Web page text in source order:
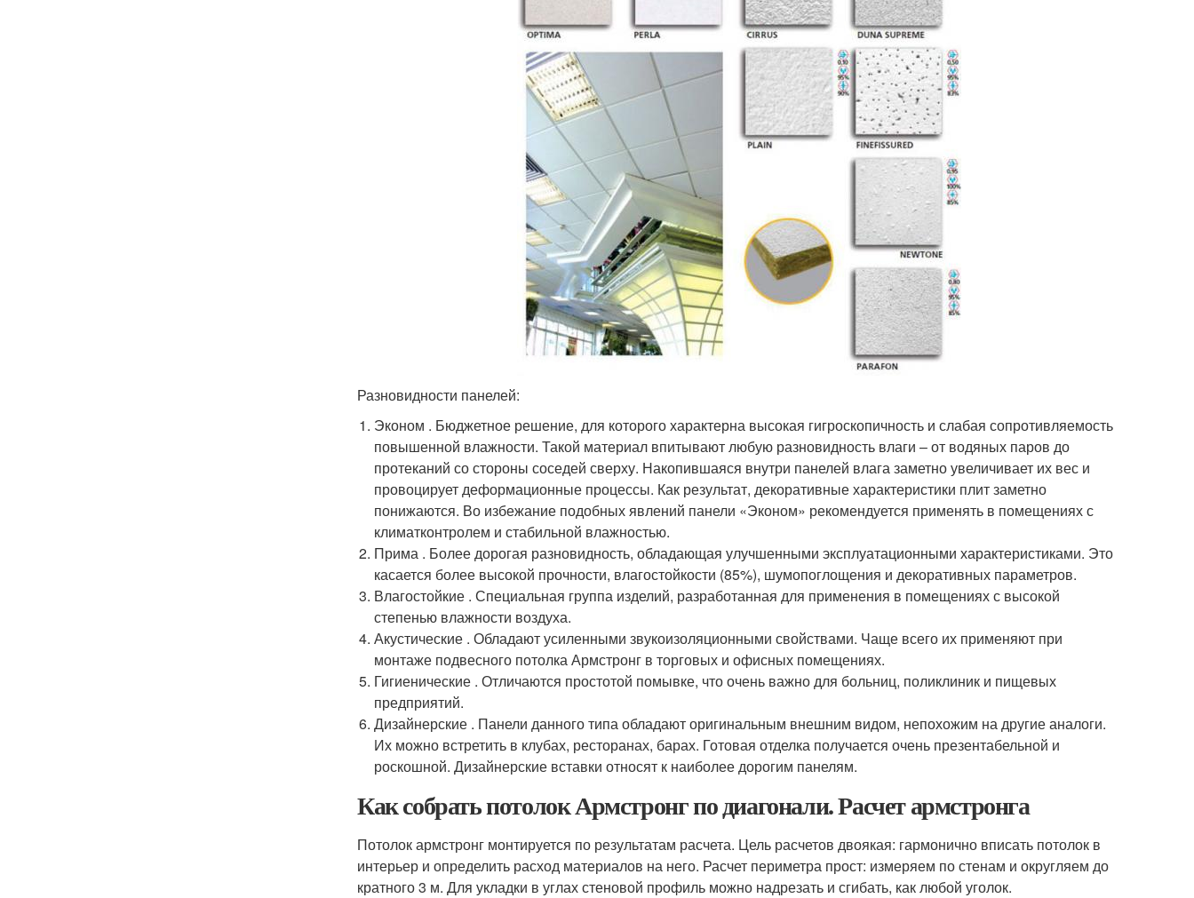
Разновидности панелей:
Эконом . Бюджетное решение, для которого характерна высокая гигроскопичность и слабая сопротивляемость
повышенной влажности. Такой материал впитывают любую разновидность влаги – от водяных паров до
протеканий со стороны соседей сверху. Накопившаяся внутри панелей влага заметно увеличивает их вес и
провоцирует деформационные процессы. Как результат, декоративные характеристики плит заметно
понижаются. Во избежание подобных явлений панели «Эконом» рекомендуется применять в помещениях с
климатконтролем и стабильной влажностью.
Прима . Более дорогая разновидность, обладающая улучшенными эксплуатационными характеристиками. Это
касается более высокой прочности, влагостойкости (85%), шумопоглощения и декоративных параметров.
Влагостойкие . Специальная группа изделий, разработанная для применения в помещениях с высокой
степенью влажности воздуха.
Акустические . Обладают усиленными звукоизоляционными свойствами. Чаще всего их применяют при
монтаже подвесного потолка Армстронг в торговых и офисных помещениях.
Гигиенические . Отличаются простотой помывке, что очень важно для больниц, поликлиник и пищевых
предприятий.
Дизайнерские . Панели данного типа обладают оригинальным внешним видом, непохожим на другие аналоги.
Их можно встретить в клубах, ресторанах, барах. Готовая отделка получается очень презентабельной и
роскошной. Дизайнерские вставки относят к наиболее дорогим панелям.
Как собрать потолок Армстронг по диагонали. Расчет армстронга
Потолок армстронг монтируется по результатам расчета. Цель расчетов двоякая: гармонично вписать потолок в
интерьер и определить расход материалов на него. Расчет периметра прост: измеряем по стенам и округляем до
кратного 3 м. Для укладки в углах стеновой профиль можно надрезать и сгибать, как любой уголок.